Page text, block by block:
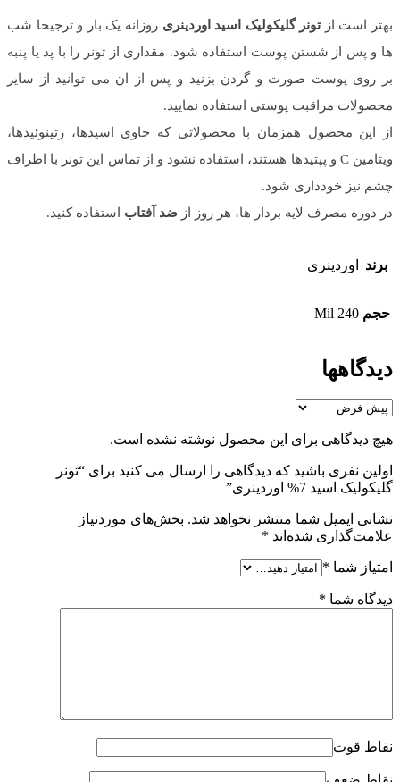
بهتر است ازتونر گلیکولیک اسید اوردینری روزانه یک بار و ترجیحا شب
ها و پس از شستن پوست استفاده شود. مقداری از تونر را با پد یا پنبه
بر روی پوست صورت و گردن بزنید و پس از ان می توانید از سایر
محصولات مراقبت پوستی استفاده نمایید.
از این محصول همزمان با محصولاتی که حاوی اسیدها، رتینوئیدها،
ویتامین C و پپتیدها هستند، استفاده نشود و از تماس این تونر با اطراف
چشم‌ نیز خودداری شود.
در دوره مصرف لایه بردار ها، هر روز از ضد آفتاب استفاده کنید.
برند اوردینری
حجم 240 Mil
دیدگاهها
هیچ دیدگاهی برای این محصول نوشته نشده است.
اولین نفری باشید که دیدگاهی را ارسال می کنید برای “تونر
گلیکولیک اسید 7% اوردینری”
نشانی ایمیل شما منتشر نخواهد شد. بخش‌های موردنیاز
علامت‌گذاری شده‌اند *
امتیاز شما *
دیدگاه شما *
نقاط قوت